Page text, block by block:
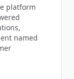
platform
named